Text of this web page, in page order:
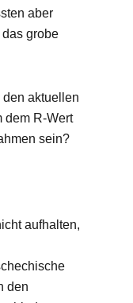
aber
grobe
aktuellen
dem R-Wert
sein?
aufhalten,
den